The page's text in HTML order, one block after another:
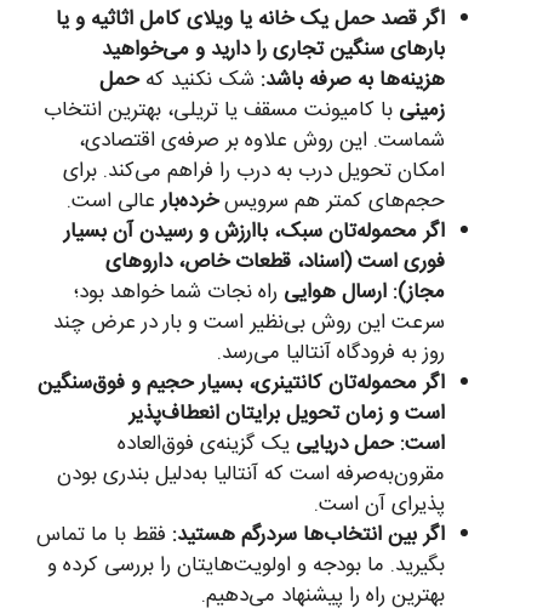
اگر قصد حمل یک خانه یا ویلای کامل اثاثیه و یا
بارهای سنگین تجاری را دارید و می‌خواهید
هزینه‌ها به صرفه باشد: شک نکنید کهحمل
زمینی با کامیونت مسقف یا تریلی، بهترین انتخاب
شماست. این روش علاوه بر صرفه‌ی اقتصادی،
امکان تحویل درب به درب را فراهم می‌کند. برای
حجم‌های کمتر هم سرویسخرده‌بارعالی است.
اگر محموله‌تان سبک، باارزش و رسیدن آن بسیار
فوری است (اسناد، قطعات خاص، داروهای
مجاز): ارسال هوایی راه نجات شما خواهد بود؛
سرعت این روش بی‌نظیر است و بار در عرض چند
روز به فرودگاه آنتالیا می‌رسد.
اگر محموله‌تان کانتینری، بسیار حجیم و فوق‌سنگین
است و زمان تحویل برایتان انعطاف‌پذیر
است: حمل دریایی یک گزینه‌ی فوق‌العاده
مقرون‌به‌صرفه است که آنتالیا به‌دلیل بندری بودن
پذیرای آن است.
اگر بین انتخاب‌ها سردرگم هستید: فقط با ما تماس
بگیرید. ما بودجه و اولویت‌هایتان را بررسی کرده و
بهترین راه را پیشنهاد می‌دهیم.